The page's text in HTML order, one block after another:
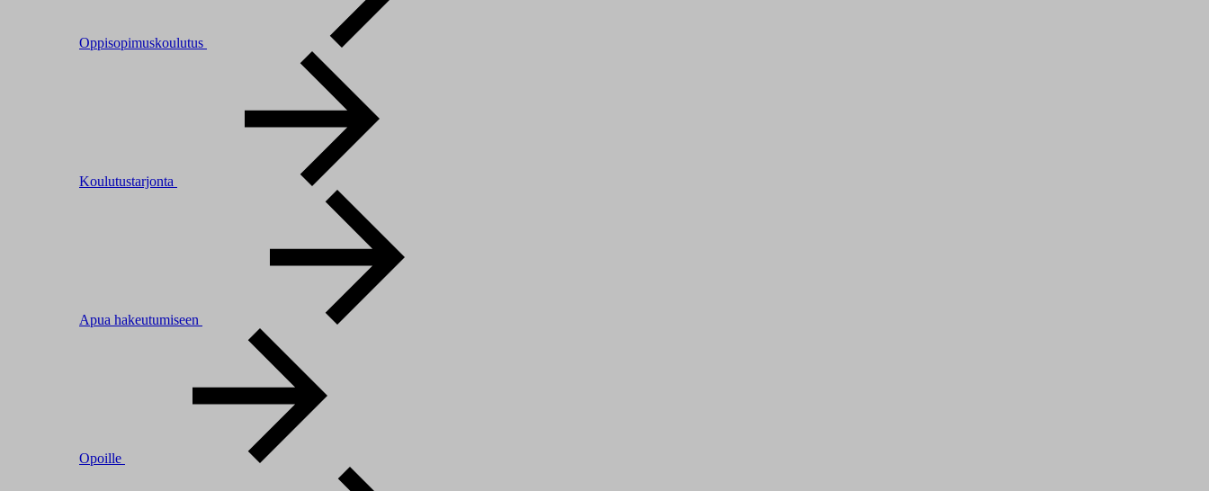
Oppisopimuskoulutus
Koulutustarjonta
Apua hakeutumiseen
Opoille